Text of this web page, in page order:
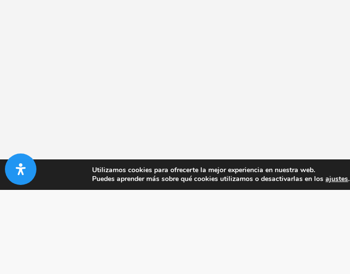
Utilizamos cookies para ofrecerte la mejor experiencia en nuestra web.
Puedes aprender más sobre qué cookies utilizamos o desactivarlas en losajustes.